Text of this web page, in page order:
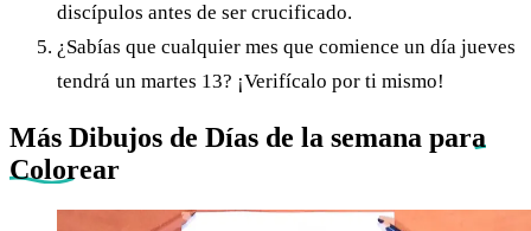
discípulos antes de ser crucificado.
¿Sabías que cualquier mes que comience un día jueves
tendrá un martes 13? ¡Verifícalo por ti mismo!
Más Dibujos de Días de la semana para
Colorear